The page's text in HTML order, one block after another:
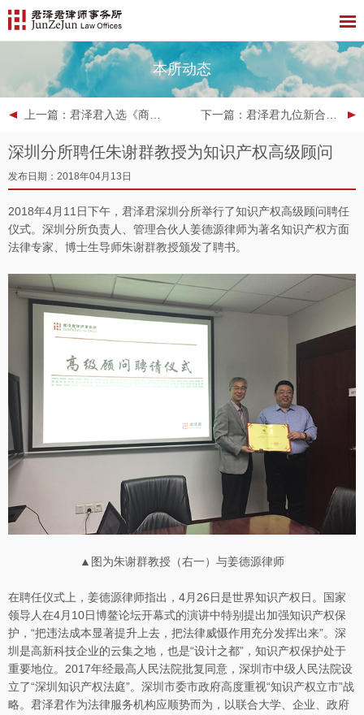
本所动态
上一篇 ：君泽君入选《商法》“中国二十大企业/信贷资产证券化项目”榜单 下一篇 ：君泽君九位新合伙人晋升公告
深圳分所聘任朱谢群教授为知识产权高级顾问
发布日期：2018年04月13日
2018年4月11日下午，君泽君深圳分所举行了知识产权高级顾问聘任
仪式。深圳分所负责人、管理合伙人姜德源律师为著名知识产权方面
法律专家、博士生导师朱谢群教授颁发了聘书。
▲图为朱谢群教授（右一）与姜德源律师
在聘任仪式上，姜德源律师指出，4月26日是世界知识产权日。国家
领导人在4月10日博鳌论坛开幕式的演讲中特别提出加强知识产权保
护，“把违法成本显著提升上去，把法律威慑作用充分发挥出来”。深
圳是高新科技企业的云集之地，也是“设计之都”，知识产权保护处于
重要地位。2017年经最高人民法院批复同意，深圳市中级人民法院设
立了“深圳知识产权法庭”。深圳市委市政府高度重视“知识产权立市”战
略。君泽君作为法律服务机构应顺势而为，以联合大学、企业、政府